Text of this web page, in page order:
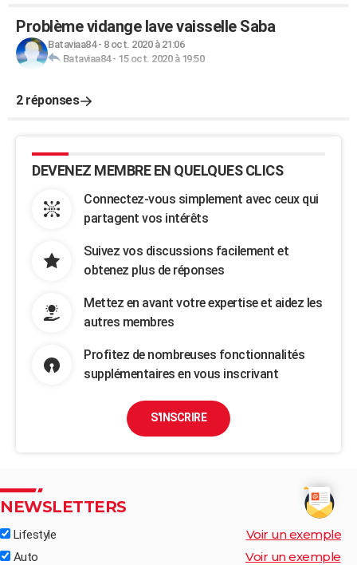
Problème vidange lave vaisselle Saba
Bataviaa84- 8 oct. 2020 à 21:06
Bataviaa84- 15 oct. 2020 à 19:50
2 réponses
DEVENEZ MEMBRE EN QUELQUES CLICS
Connectez-vous simplement avec ceux qui
partagent vos intérêts
Suivez vos discussions facilement et
obtenez plus de réponses
Mettez en avant votre expertise et aidez les
autres membres
Profitez de nombreuses fonctionnalités
supplémentaires en vous inscrivant
S'INSCRIRE
NEWSLETTERS
Lifestyle Voir un exemple
Auto Voir un exemple